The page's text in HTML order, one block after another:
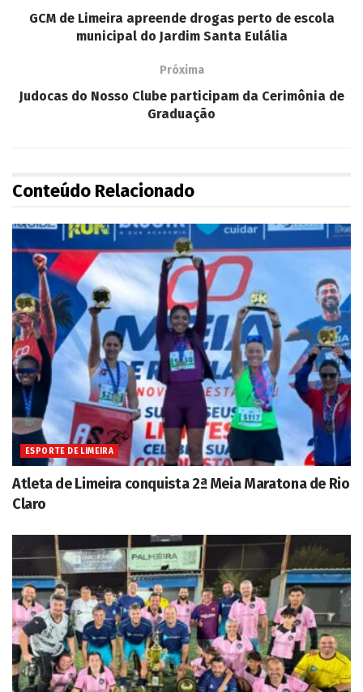
GCM de Limeira apreende drogas perto de escola
municipal do Jardim Santa Eulália
Próxima
Judocas do Nosso Clube participam da Cerimônia de
Graduação
Conteúdo Relacionado
ESPORTE DE LIMEIRA
Atleta de Limeira conquista 2ª Meia Maratona de Rio
Claro